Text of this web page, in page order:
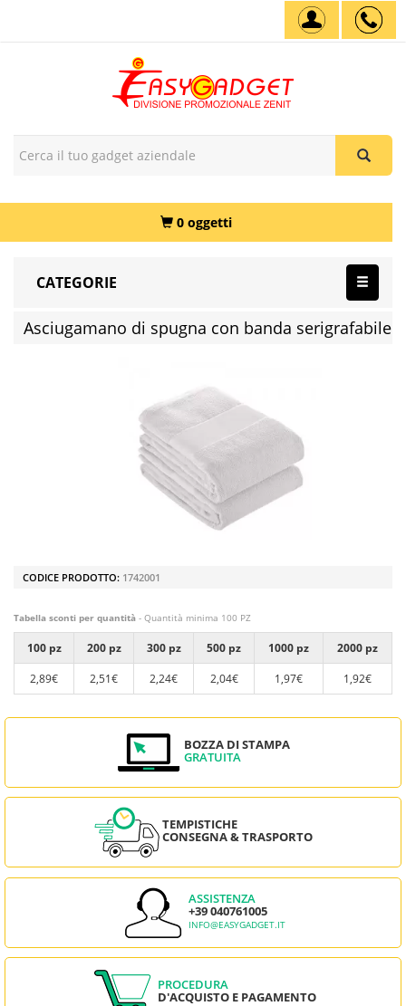
0 oggetti
CATEGORIE
Asciugamano di spugna con banda serigrafabile
CODICE PRODOTTO: 1742001
Tabella sconti per quantità - Quantità minima 100 PZ
100 pz 200 pz 300 pz 500 pz 1000 pz
2000 pz
2,89€
2,51€ 2,24€ 2,04€ 1,97€ 1,92€
BOZZA DI STAMPA
GRATUITA
TEMPISTICHE
CONSEGNA & TRASPORTO
ASSISTENZA
+39 040761005
INFO@EASYGADGET.IT
PROCEDURA
D'ACQUISTO E PAGAMENTO